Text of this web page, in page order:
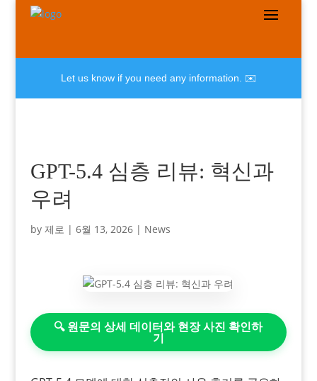
Let us know if you need any information. ✉️
GPT-5.4 심층 리뷰: 혁신과
우려
by 제로 | 6월 13, 2026| News
🔍 원문의 상세 데이터와 현장 사진 확인하
기